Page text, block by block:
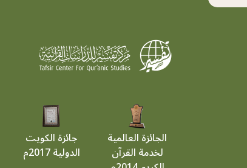
الجائزة العالمية
لخدمة القرآن
جائزة الكويت
الدولية 2017م